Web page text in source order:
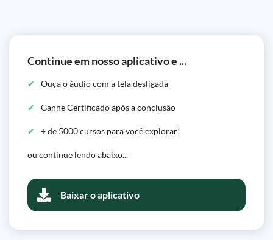
Continue em nosso aplicativo e ...
Ouça o áudio com a tela desligada
Ganhe Certificado após a conclusão
+ de 5000 cursos para você explorar!
ou continue lendo abaixo...
Baixar o aplicativo